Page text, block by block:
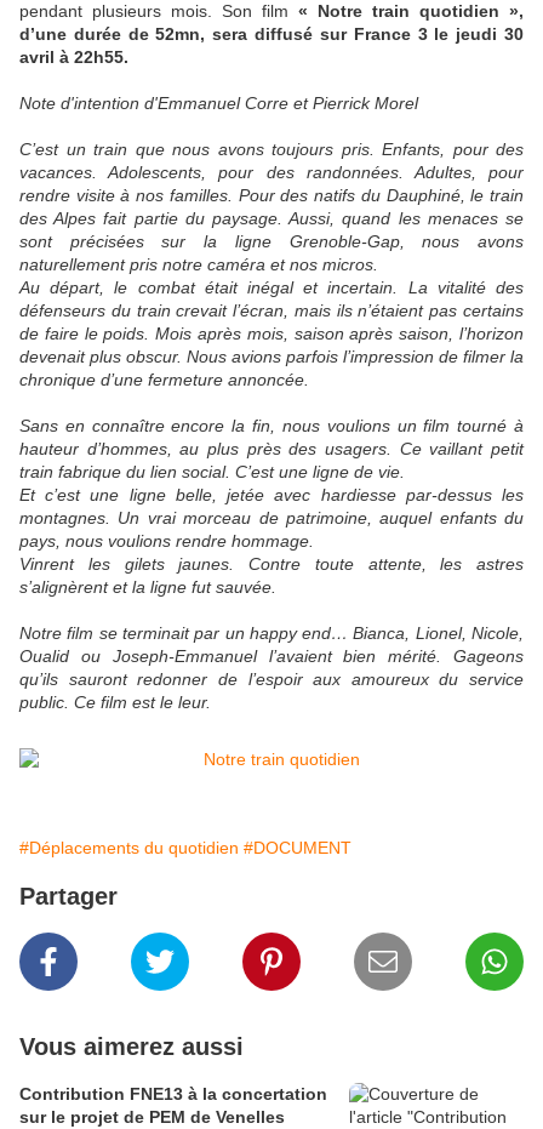
pendant plusieurs mois. Son film « Notre train quotidien »,
d’une durée de 52mn, sera diffusé sur France 3 le jeudi 30
avril à 22h55.
Note d'intention d'Emmanuel Corre et Pierrick Morel
C’est un train que nous avons toujours pris. Enfants, pour des
vacances. Adolescents, pour des randonnées. Adultes, pour
rendre visite à nos familles. Pour des natifs du Dauphiné, le train
des Alpes fait partie du paysage. Aussi, quand les menaces se
sont précisées sur la ligne Grenoble-Gap, nous avons
naturellement pris notre caméra et nos micros.
Au départ, le combat était inégal et incertain. La vitalité des
défenseurs du train crevait l’écran, mais ils n’étaient pas certains
de faire le poids. Mois après mois, saison après saison, l’horizon
devenait plus obscur. Nous avions parfois l’impression de filmer la
chronique d’une fermeture annoncée.
Sans en connaître encore la fin, nous voulions un film tourné à
hauteur d’hommes, au plus près des usagers. Ce vaillant petit
train fabrique du lien social. C’est une ligne de vie.
Et c’est une ligne belle, jetée avec hardiesse par-dessus les
montagnes. Un vrai morceau de patrimoine, auquel enfants du
pays, nous voulions rendre hommage.
Vinrent les gilets jaunes. Contre toute attente, les astres
s’alignèrent et la ligne fut sauvée.
Notre film se terminait par un happy end… Bianca, Lionel, Nicole,
Oualid ou Joseph-Emmanuel l’avaient bien mérité. Gageons
qu’ils sauront redonner de l’espoir aux amoureux du service
public. Ce film est le leur.
#Déplacements du quotidien #DOCUMENT
Partager
Vous aimerez aussi
Contribution FNE13 à la concertation
sur le projet de PEM de Venelles